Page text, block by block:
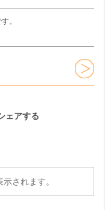
。
ェアする
されます。